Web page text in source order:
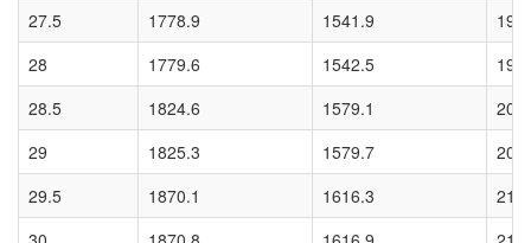
27.5
1778.9 1541.9
28
1779.6 1542.5
28.5
1824.6 1579.1
29
1825.3 1579.7
29.5
1870.1 1616.3